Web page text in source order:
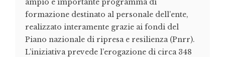
ampio e importante programma di
formazione destinato al personale dell’ente,
realizzato interamente grazie ai fondi del
Piano nazionale di ripresa e resilienza (Pnrr).
L’iniziativa prevede l’erogazione di circa 348